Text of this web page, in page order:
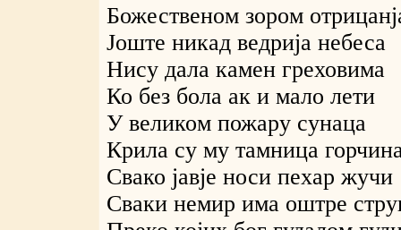
Божественом зором
Јоште никад ведрија небеса
Нису дала камен греховима
Ко без бола ак и мало лети
У великом пожару сунаца
Крила су му тамница
Свако јавје носи пехар жучи
Сваки немир има оштре